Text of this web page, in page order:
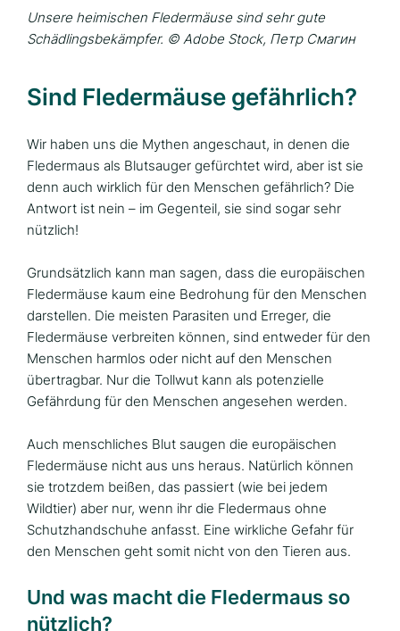
Unsere heimischen Fledermäuse sind sehr gute
Schädlingsbekämpfer. © Adobe Stock, Петр Смагин
Sind Fledermäuse gefährlich?
Wir haben uns die Mythen angeschaut, in denen die
Fledermaus als Blutsauger gefürchtet wird, aber ist sie
denn auch wirklich für den Menschen gefährlich? Die
Antwort ist nein – im Gegenteil, sie sind sogar sehr
nützlich!
Grundsätzlich kann man sagen, dass die europäischen
Fledermäuse kaum eine Bedrohung für den Menschen
darstellen. Die meisten Parasiten und Erreger, die
Fledermäuse verbreiten können, sind entweder für den
Menschen harmlos oder nicht auf den Menschen
übertragbar. Nur die Tollwut kann als potenzielle
Gefährdung für den Menschen angesehen werden.
Auch menschliches Blut saugen die europäischen
Fledermäuse nicht aus uns heraus. Natürlich können
sie trotzdem beißen, das passiert (wie bei jedem
Wildtier) aber nur, wenn ihr die Fledermaus ohne
Schutzhandschuhe anfasst. Eine wirkliche Gefahr für
den Menschen geht somit nicht von den Tieren aus.
Und was macht die Fledermaus so
nützlich?